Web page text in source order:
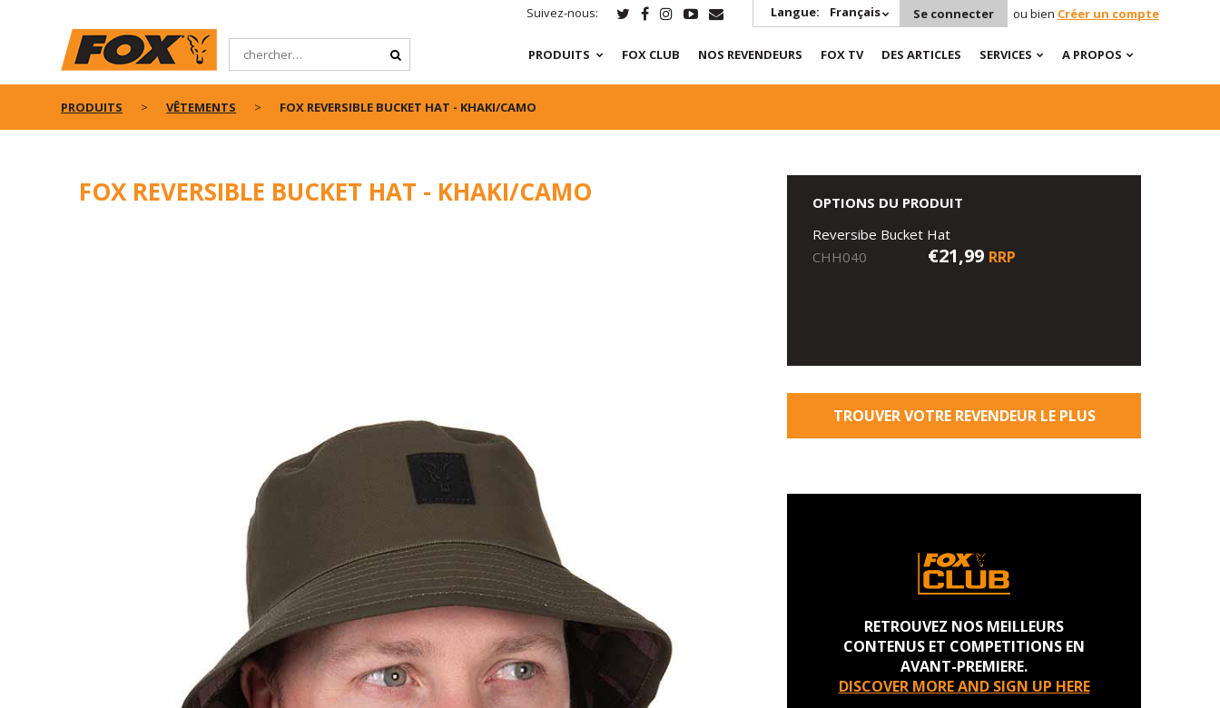
Suivez-nous: Langue: Français Se connecter ou bien Créer un compte
PRODUITS FOX CLUB NOS REVENDEURS FOX TV DES ARTICLES SERVICES A PROPOS
PRODUITS VÊTEMENTS FOX REVERSIBLE BUCKET HAT - KHAKI/CAMO
FOX REVERSIBLE BUCKET HAT - KHAKI/CAMO
OPTIONS DU PRODUIT
Reversibe Bucket Hat
CHH040
€21,99 RRP
TROUVER VOTRE REVENDEUR LE PLUS
RETROUVEZ NOS MEILLEURS
CONTENUS ET COMPETITIONS EN
AVANT-PREMIERE.
DISCOVER MORE AND SIGN UP HERE